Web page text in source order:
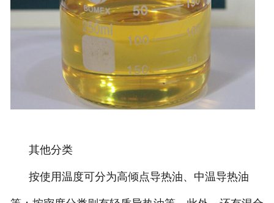
其他分类
按使用温度可分为高倾点导热油、中温导热油